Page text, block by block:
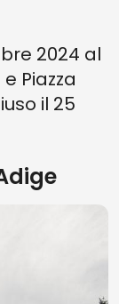
2024 al
Piazza
il 25